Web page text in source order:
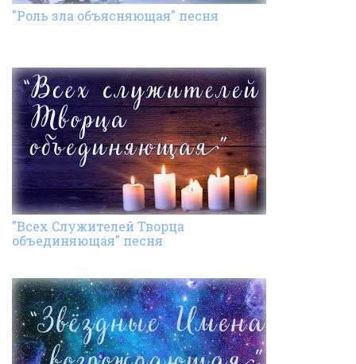
"Роль зла объясняющая" песня
"Всех Cлужителей Творца
объединяющая" песня